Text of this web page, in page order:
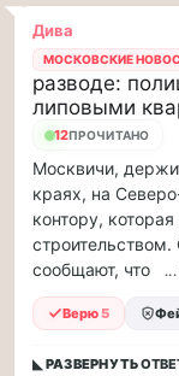
88
млн
рублей
в
рамках
договора
страхов...
1
августа
в
московском
парке
Дива
МОСКОВСКИЕ
разводе:
липовыми
12ПРОЧИТАНО
Москвичи,
краях, на
контору,
сообщают, что
Верю 5
◣ РАЗВЕРНУТЬ